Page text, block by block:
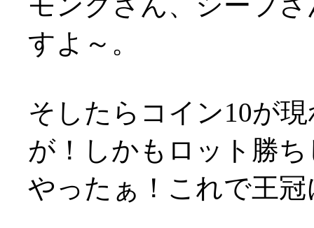
すよ～。
そしたらコイン10が
が！しかもロット勝
やったぁ！これで王